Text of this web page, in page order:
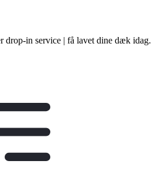
drop-in service | få lavet dine dæk idag.